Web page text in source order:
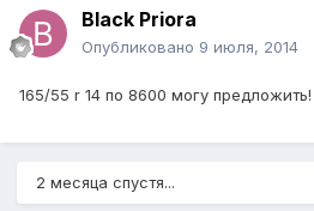
Black Priora
Опубликовано 9 июля, 2014
165/55 r 14 по 8600 могу предложить!
2 месяца спустя...